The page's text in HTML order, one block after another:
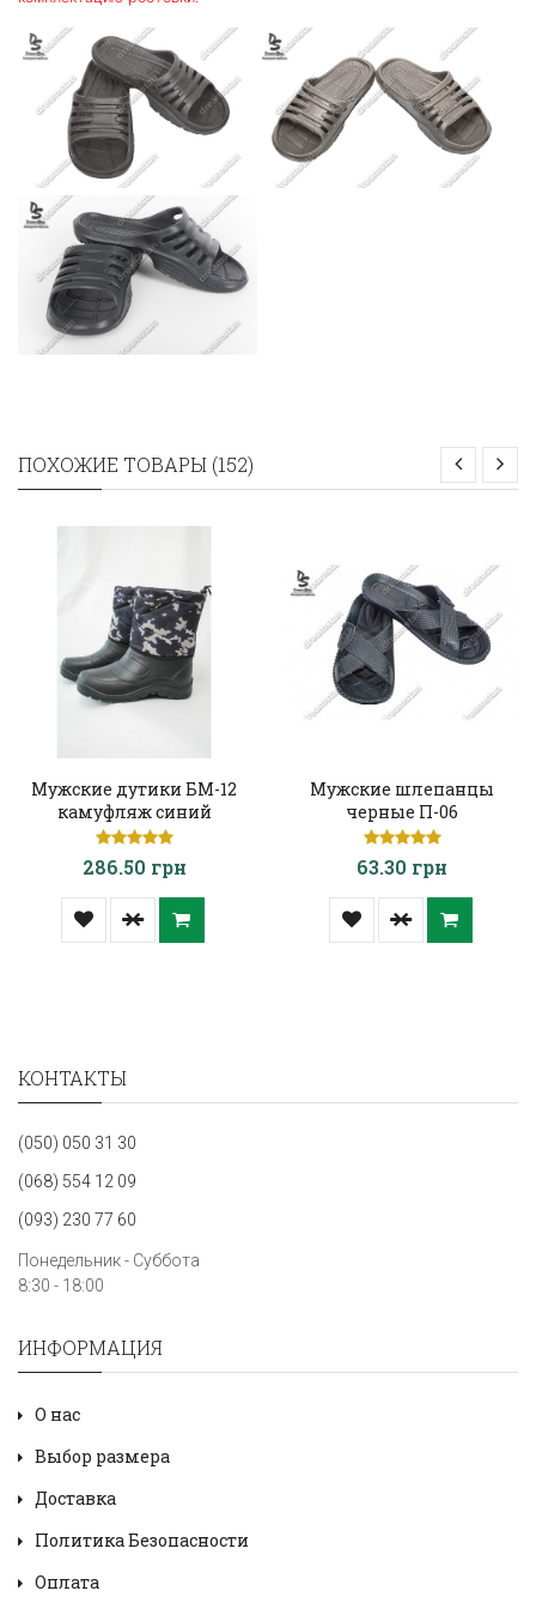
ПОХОЖИЕ ТОВАРЫ (152)
Мужские дутики БМ-12
камуфляж синий
286.50 грн
Мужские шлепанцы
черные П-06
63.30 грн
КОНТАКТЫ
(050) 050 31 30
(068) 554 12 09
(093) 230 77 60
Понедельник - Суббота
8:30 - 18:00
ИНФОРМАЦИЯ
О нас
Выбор размера
Доставка
Политика Безопасности
Оплата